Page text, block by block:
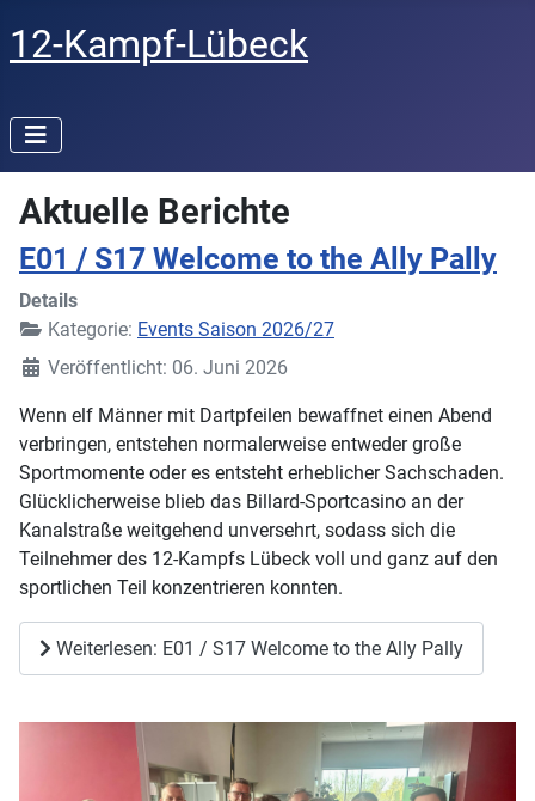
12-Kampf-Lübeck
Aktuelle Berichte
E01 / S17 Welcome to the Ally Pally
Details
Kategorie: Events Saison 2026/27
Veröffentlicht: 06. Juni 2026
Wenn elf Männer mit Dartpfeilen bewaffnet einen Abend
verbringen, entstehen normalerweise entweder große
Sportmomente oder es entsteht erheblicher Sachschaden.
Glücklicherweise blieb das Billard-Sportcasino an der
Kanalstraße weitgehend unversehrt, sodass sich die
Teilnehmer des 12-Kampfs Lübeck voll und ganz auf den
sportlichen Teil konzentrieren konnten.
Weiterlesen: E01 / S17 Welcome to the Ally Pally